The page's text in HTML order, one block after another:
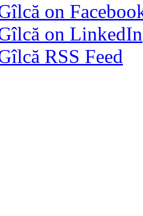
on
on LinkedIn
RSS Feed